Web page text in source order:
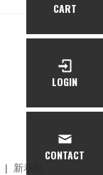
| 新着順
CART
LOGIN
CONTACT